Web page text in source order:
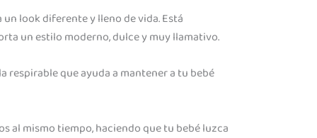
look diferente y lleno de vida. Está
un estilo moderno, dulce y muy llamativo.
respirable que ayuda a mantener a tu bebé
al mismo tiempo, haciendo que tu bebé luzca